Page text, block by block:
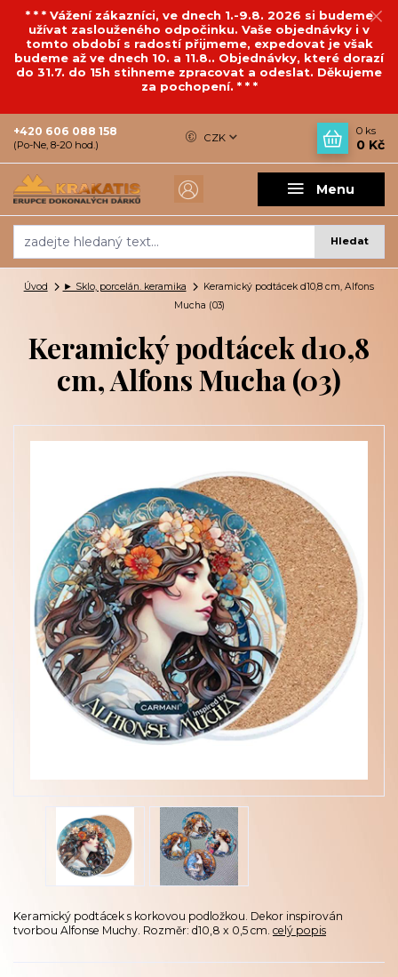
* * * Vážení zákazníci, ve dnech 1.-9.8. 2026 si budeme
užívat zaslouženého odpočinku. Vaše objednávky i v
tomto období s radostí přijmeme, expedovat je však
budeme až ve dnech 10. a 11.8.. Objednávky, které dorazí
do 31.7. do 15h stihneme zpracovat a odeslat. Děkujeme
za pochopení. * * *
Menu
CZK
Hledat
+420 606 088 158
(Po-Ne, 8-20 hod.)
0 ks
0 Kč
Úvod ► Sklo, porcelán. keramika
Keramický podtácek d10,8 cm, Alfons
Mucha (03)
Keramický podtácek d10,8
cm, Alfons Mucha (03)
Keramický podtácek s korkovou podložkou. Dekor inspirován
tvorbou Alfonse Muchy. Rozměr: d10,8 x 0,5 cm. celý popis